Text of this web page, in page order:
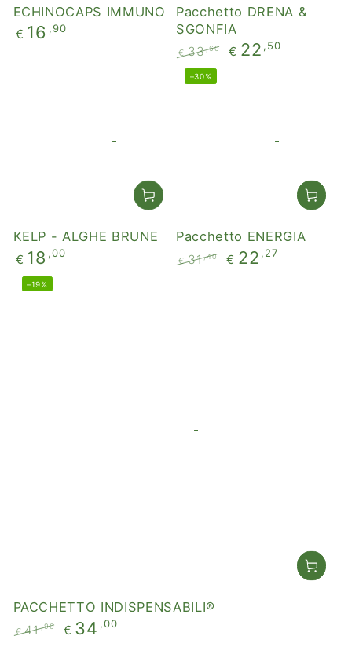
ECHINOCAPS IMMUNO
Prezzo
€ 16 ,90
Pacchetto DRENA &
SGONFIA
Prezzo
regolare
€ 33,60 € 22 ,50
KELP - ALGHE BRUNE
Prezzo
€ 18 ,00
Pacchetto ENERGIA
€ 31,40 € 22 ,27
–30%
PACCHETTO INDISPENSABILI®
€ 41,90 € 34 ,00
–19%